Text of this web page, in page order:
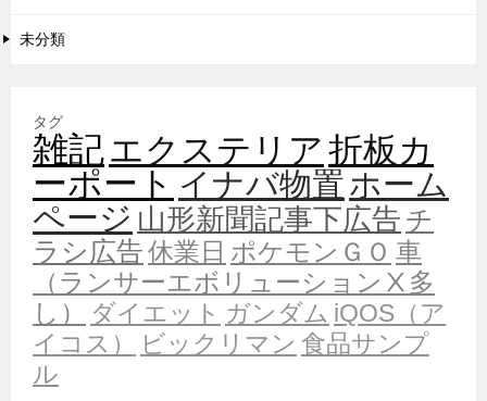
未分類
タグ
雑記エクステリア折板カ
ーポート イナバ物置ホーム
ページ 山形新聞記事下広告 チ
ラシ広告休業日 ポケモンＧＯ 車
（ランサーエボリューションⅩ多
し）
ダイエット ガンダム iQOS（ア
イコス）
ビックリマン 食品サンプ
ル